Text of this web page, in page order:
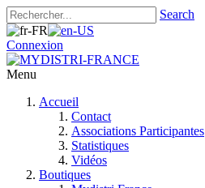
Search
Connexion
Menu
Accueil
Contact
Associations Participantes
Statistiques
Vidéos
Boutiques